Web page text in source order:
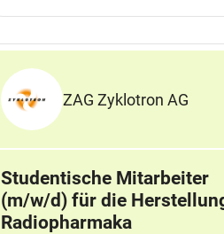
ZAG Zyklotron AG
Studentische Mitarbeiter
(m/w/d) für die
Radiopharmaka